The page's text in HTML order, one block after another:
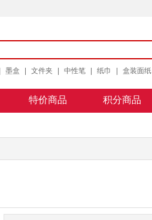
墨盒 文件夹 中性笔 纸巾 盒装面纸
特价商品 积分商品